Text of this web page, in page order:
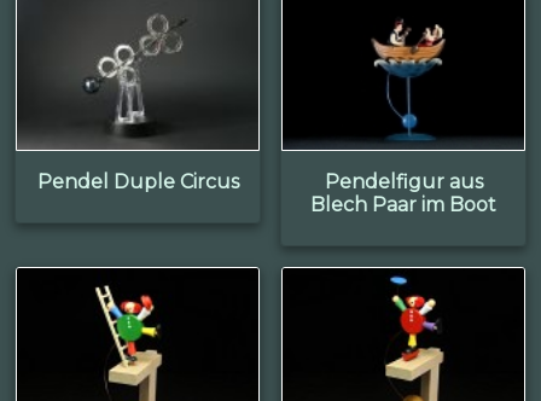
Pendel Duple Circus
Pendelfigur aus
Blech Paar im Boot